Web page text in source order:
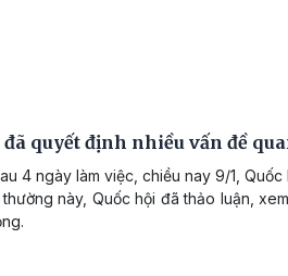
đã quyết định nhiều vấn đề
4 ngày làm việc, chiều nay 9/1,
này, Quốc hội đã thảo luận,